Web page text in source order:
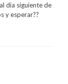
dia siguiente de
y esperar??